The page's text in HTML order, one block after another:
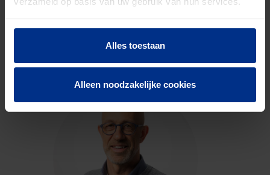
Alles toestaan
Alleen noodzakelijke cookies
CONTACTEER ONS
Neem contact op met onze experts voor meer
informatie.